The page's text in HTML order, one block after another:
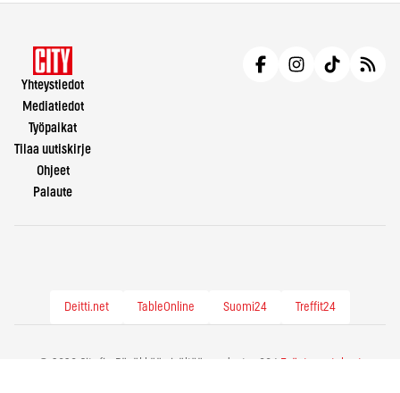
Yhteystiedot
Mediatiedot
Työpaikat
Tilaa uutiskirje
Ohjeet
Palaute
Deitti.net TableOnline Suomi24 Treffit24